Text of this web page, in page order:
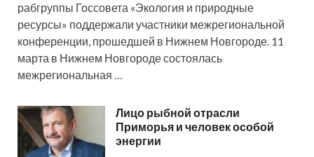
рабгруппы Госсовета «Экология и природные
ресурсы» поддержали участники межрегиональной
конференции, прошедшей в Нижнем Новгороде. 11
марта в Нижнем Новгороде состоялась
межрегиональная …
Лицо рыбной отрасли
Приморья и человек особой
энергии